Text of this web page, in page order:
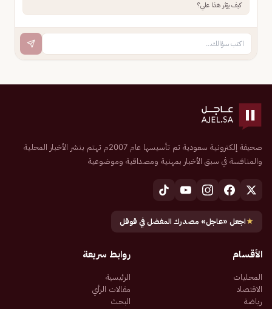
كيف يؤثر هذا علي؟
صحيفة إلكترونية سعودية تم تأسيسها عام 2007م تهتم بنشر الأخبار المحلية
والمنافسة في سبق الأخبار بمهنية ومصداقية وموضوعية
★اجعل «عاجل» مصدرك المفضل في قوقل
الأقسام
المحليات
الاقتصاد
رياضة
روابط سريعة
الرئيسية
مقالات الرأي
البحث